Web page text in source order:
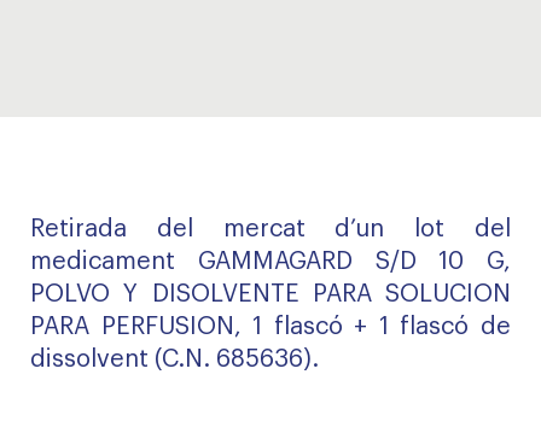
Retirada del mercat d’un lot del
medicament GAMMAGARD S/D 10 G,
POLVO Y DISOLVENTE PARA SOLUCION
PARA PERFUSION, 1 flascó + 1 flascó de
dissolvent (C.N. 685636).